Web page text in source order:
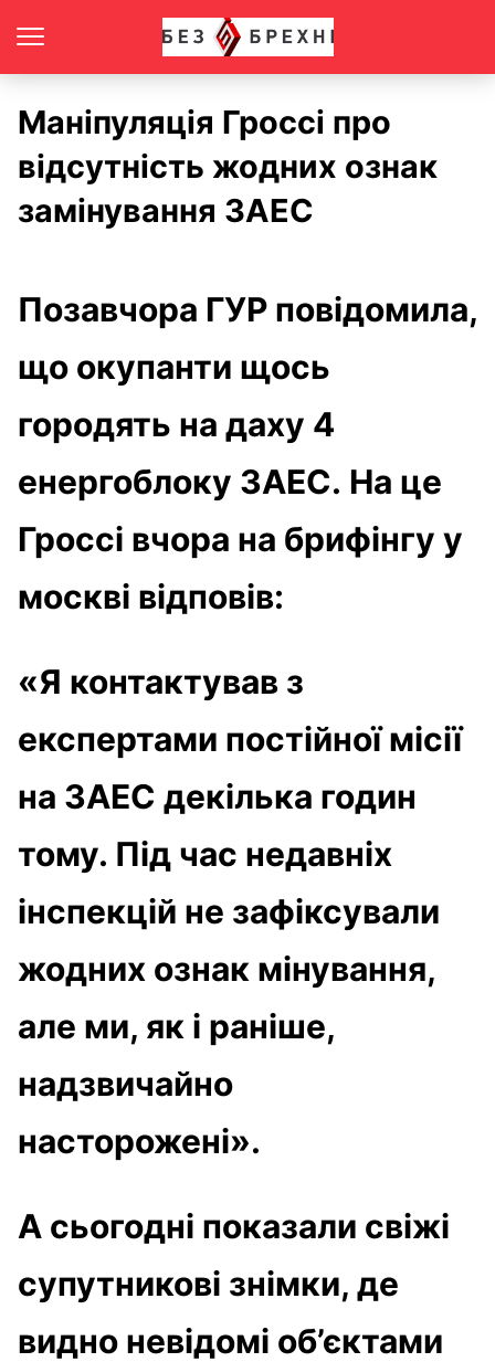
Маніпуляція Гроссі про
відсутність жодних ознак
замінування ЗАЕС
Позавчора ГУР повідомила,
що окупанти щось
городять на даху 4
енергоблоку ЗАЕС. На це
Гроссі вчора на брифінгу у
москві відповів:
«Я контактував з
експертами постійної місії
на ЗАЕС декілька годин
тому. Під час недавніх
інспекцій не зафіксували
жодних ознак мінування,
але ми, як і раніше,
надзвичайно
насторожені».
А сьогодні показали свіжі
супутникові знімки, де
видно невідомі об’єктами